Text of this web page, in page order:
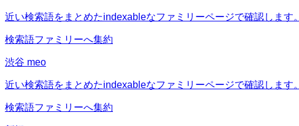
近い検索語をまとめたindexableなファミリーページで確認します。
検索語ファミリーへ集約
渋谷 meo
近い検索語をまとめたindexableなファミリーページで確認します。
検索語ファミリーへ集約